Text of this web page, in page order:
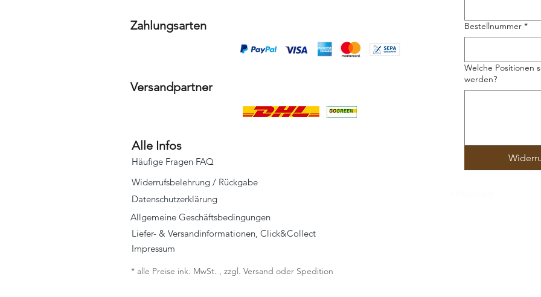
Zahlungsarten Bestellnummer *
Welche Positionen
werden?
Versandpartner
Alle Infos
Liefer- & Versandinformationen, Click&Collect
Häufige Fragen FAQ
Widerrufsbelehrung / Rückgabe
Allgemeine Geschäftsbedingungen
Datenschutzerklärung
Impressum
* alle Preise ink. MwSt. , zzgl. Versand oder Spedition